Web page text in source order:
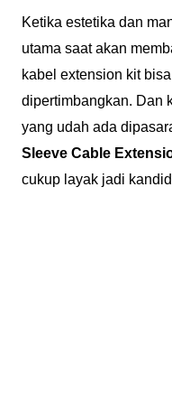
Ketika estetika dan
utama saat akan
kabel extension kit
dipertimbangkan. Dan
yang udah ada
Sleeve Cable
cukup layak jadi